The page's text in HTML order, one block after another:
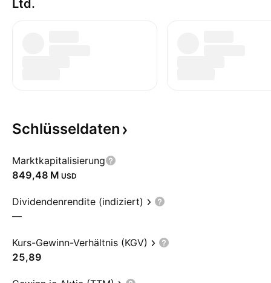
Ltd.
Schlüsseldaten
Marktkapitalisierung
‪849,48 M‬ USD
Dividendenrendite (indiziert)
—
Kurs-Gewinn-Verhältnis (KGV)
25,89